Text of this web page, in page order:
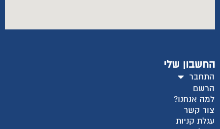
החשבון שלי
התחבר
הרשם
למה אנחנו?
צור קשר
עגלת קניות